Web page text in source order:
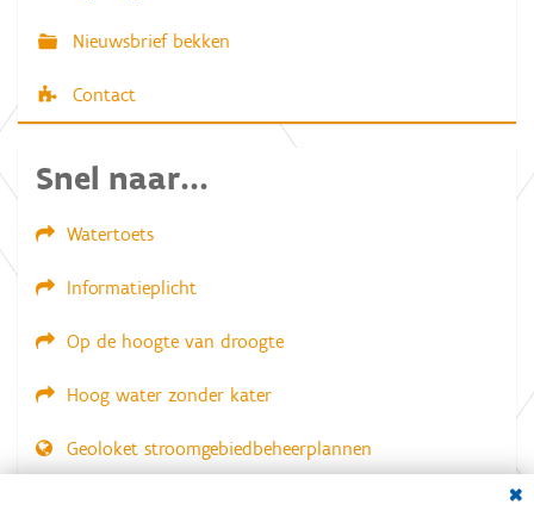
Nieuwsbrief bekken
Contact
Snel naar...
Watertoets
Informatieplicht
Op de hoogte van droogte
Hoog water zonder kater
Geoloket stroomgebiedbeheerplannen